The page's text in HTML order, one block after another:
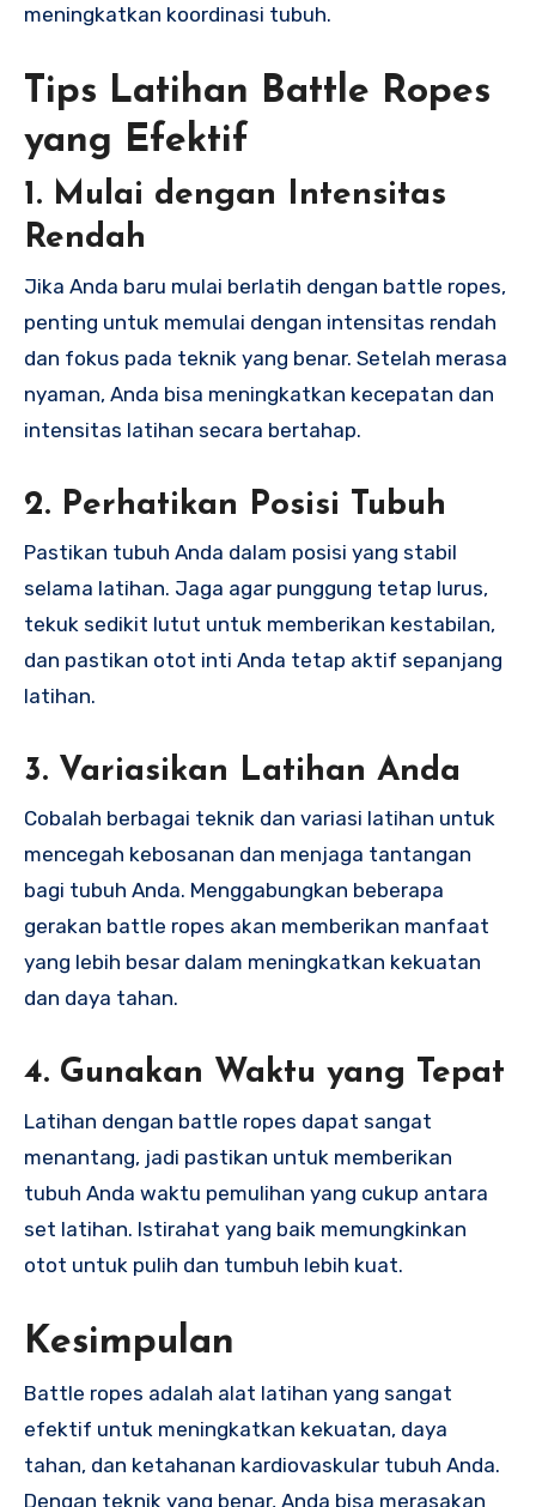
meningkatkan koordinasi tubuh.
Tips Latihan Battle Ropes
yang Efektif
1. Mulai dengan Intensitas
Rendah
Jika Anda baru mulai berlatih dengan battle ropes,
penting untuk memulai dengan intensitas rendah
dan fokus pada teknik yang benar. Setelah merasa
nyaman, Anda bisa meningkatkan kecepatan dan
intensitas latihan secara bertahap.
2. Perhatikan Posisi Tubuh
Pastikan tubuh Anda dalam posisi yang stabil
selama latihan. Jaga agar punggung tetap lurus,
tekuk sedikit lutut untuk memberikan kestabilan,
dan pastikan otot inti Anda tetap aktif sepanjang
latihan.
3. Variasikan Latihan Anda
Cobalah berbagai teknik dan variasi latihan untuk
mencegah kebosanan dan menjaga tantangan
bagi tubuh Anda. Menggabungkan beberapa
gerakan battle ropes akan memberikan manfaat
yang lebih besar dalam meningkatkan kekuatan
dan daya tahan.
4. Gunakan Waktu yang Tepat
Latihan dengan battle ropes dapat sangat
menantang, jadi pastikan untuk memberikan
tubuh Anda waktu pemulihan yang cukup antara
set latihan. Istirahat yang baik memungkinkan
otot untuk pulih dan tumbuh lebih kuat.
Kesimpulan
Battle ropes adalah alat latihan yang sangat
efektif untuk meningkatkan kekuatan, daya
tahan, dan ketahanan kardiovaskular tubuh Anda.
Dengan teknik yang benar, Anda bisa merasakan